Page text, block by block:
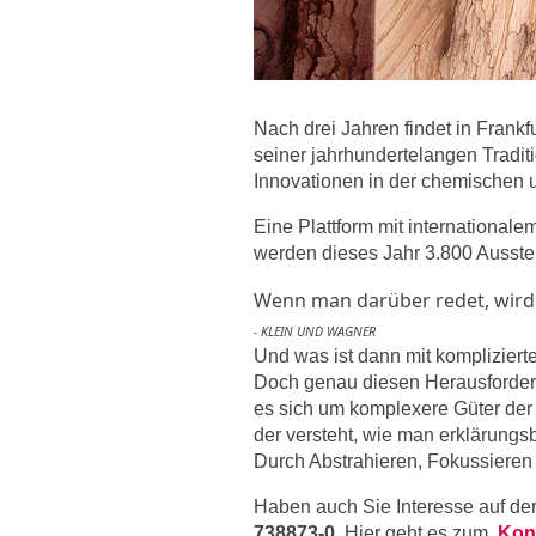
Nach drei Jahren findet in
seiner jahrhundertelangen
Innovationen in der
Eine Plattform mit
werden dieses Jahr 3.800
Wenn man darüber redet,
- KLEIN UND WAGNER
Und was ist dann mit
Doch genau diesen
es sich um komplexere Güter
der versteht, wie man
Durch Abstrahieren,
Haben auch Sie Interesse auf